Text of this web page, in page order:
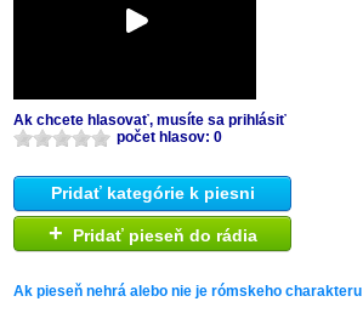
Ak chcete hlasovať, musíte sa prihlásiť
počet hlasov: 0
Pridať kategórie k piesni
+ Pridať pieseň do rádia
Ak pieseň nehrá alebo nie je rómskeho charakteru